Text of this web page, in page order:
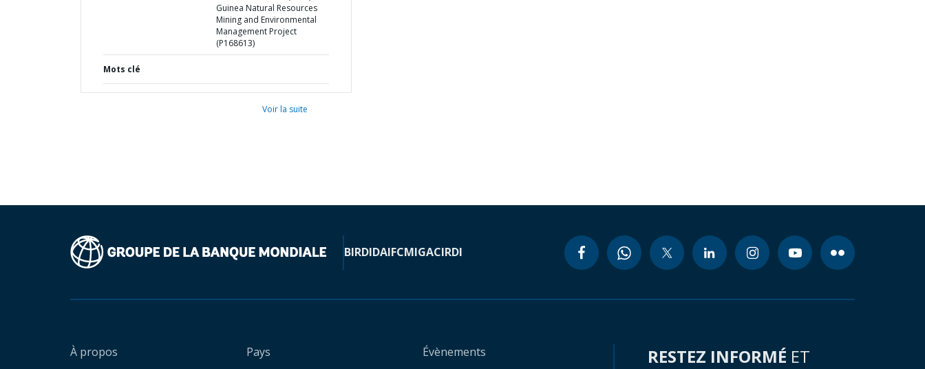
Guinea Natural Resources
Mining and Environmental
Management Project
(P168613)
Mots clé
Voir la suite
BIRDIDAIFCMIGACIRDI
À propos
Pays
Évènements
RESTEZ INFORMÉ ET